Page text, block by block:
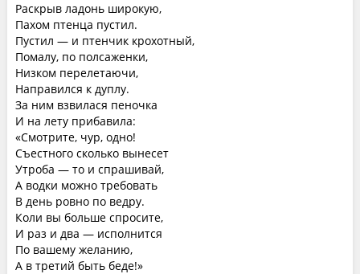
Раскрыв ладонь широкую,
Пахом птенца пустил.
Пустил — и птенчик крохотный,
Помалу, по полсаженки,
Низком перелетаючи,
Направился к дуплу.
За ним взвилася пеночка
И на лету прибавила:
«Смотрите, чур, одно!
Съестного сколько вынесет
Утроба — то и спрашивай,
А водки можно требовать
В день ровно по ведру.
Коли вы больше спросите,
И раз и два — исполнится
По вашему желанию,
А в третий быть беде!»